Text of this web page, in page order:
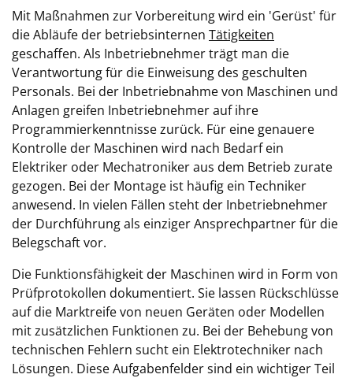
Mit Maßnahmen zur Vorbereitung wird ein 'Gerüst' für
die Abläufe der betriebsinternen Tätigkeiten
geschaffen. Als Inbetriebnehmer trägt man die
Verantwortung für die Einweisung des geschulten
Personals. Bei der Inbetriebnahme von Maschinen und
Anlagen greifen Inbetriebnehmer auf ihre
Programmierkenntnisse zurück. Für eine genauere
Kontrolle der Maschinen wird nach Bedarf ein
Elektriker oder Mechatroniker aus dem Betrieb zurate
gezogen. Bei der Montage ist häufig ein Techniker
anwesend. In vielen Fällen steht der Inbetriebnehmer
der Durchführung als einziger Ansprechpartner für die
Belegschaft vor.
Die Funktionsfähigkeit der Maschinen wird in Form von
Prüfprotokollen dokumentiert. Sie lassen Rückschlüsse
auf die Marktreife von neuen Geräten oder Modellen
mit zusätzlichen Funktionen zu. Bei der Behebung von
technischen Fehlern sucht ein Elektrotechniker nach
Lösungen. Diese Aufgabenfelder sind ein wichtiger Teil